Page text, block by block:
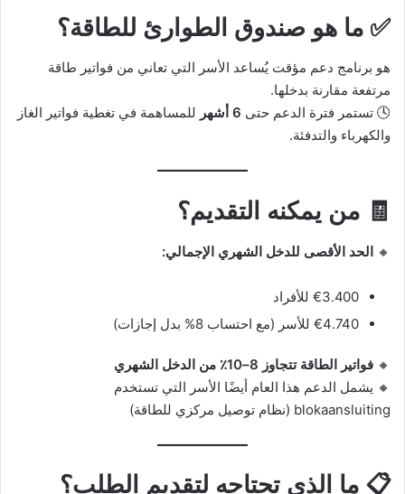
✅ ما هو صندوق الطوارئ للطاقة؟
هو برنامج دعم مؤقت يُساعد الأسر التي تعاني من فواتير طاقة
مرتفعة مقارنة بدخلها.
🕓 تستمر فترة الدعم حتى 6 أشهر
للمساهمة في تغطية فواتير الغاز
والكهرباء والتدفئة.
🧾 من يمكنه التقديم؟
🔸 الحد الأقصى للدخل الشهري الإجمالي:
€3.400 للأفراد
€4.740 للأسر (مع احتساب 8% بدل إجازات)
🔸 فواتير الطاقة تتجاوز 8–10٪ من الدخل الشهري
🔸 يشمل الدعم هذا العام أيضًا الأسر التي تستخدم
blokaansluiting (نظام توصيل مركزي للطاقة)
📋 ما الذي تحتاجه لتقديم الطلب؟